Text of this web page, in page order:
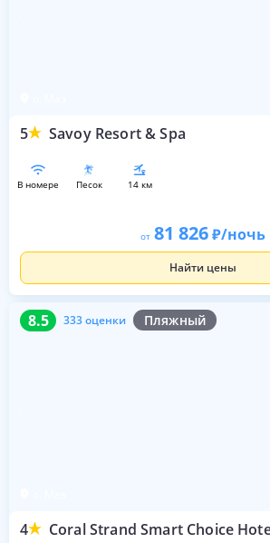
5 Savoy Resort & Spa
в номере песок 14 км
от 81 826 /ночь
Найти цены
8.5 333 оценки Пляжный
4 Coral Strand Smart Choice
8.5 333 оценки